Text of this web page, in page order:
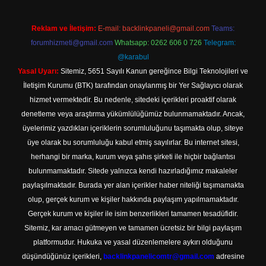
Reklam ve İletişim: E-mail: backlinkpaneli@gmail.com Teams:
forumhizmeti@gmail.com Whatsapp: 0262 606 0 726 Telegram:
@karabul
Yasal Uyarı: Sitemiz, 5651 Sayılı Kanun gereğince Bilgi Teknolojileri ve
İletişim Kurumu (BTK) tarafından onaylanmış bir Yer Sağlayıcı olarak
hizmet vermektedir. Bu nedenle, sitedeki içerikleri proaktif olarak
denetleme veya araştırma yükümlülüğümüz bulunmamaktadır. Ancak,
üyelerimiz yazdıkları içeriklerin sorumluluğunu taşımakta olup, siteye
üye olarak bu sorumluluğu kabul etmiş sayılırlar. Bu internet sitesi,
herhangi bir marka, kurum veya şahıs şirketi ile hiçbir bağlantısı
bulunmamaktadır. Sitede yalnızca kendi hazırladığımız makaleler
paylaşılmaktadır. Burada yer alan içerikler haber niteliği taşımamakta
olup, gerçek kurum ve kişiler hakkında paylaşım yapılmamaktadır.
Gerçek kurum ve kişiler ile isim benzerlikleri tamamen tesadüfidir.
Sitemiz, kar amacı gütmeyen ve tamamen ücretsiz bir bilgi paylaşım
platformudur. Hukuka ve yasal düzenlemelere aykırı olduğunu
düşündüğünüz içerikleri, backlinkpanelicomtr@gmail.com adresine